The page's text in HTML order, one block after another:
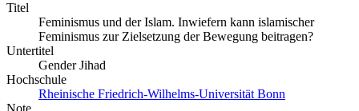
Titel
Feminismus und der Islam. Inwiefern kann islamischer
Feminismus zur Zielsetzung der Bewegung beitragen?
Untertitel
Gender Jihad
Hochschule
Rheinische Friedrich-Wilhelms-Universität Bonn
Note